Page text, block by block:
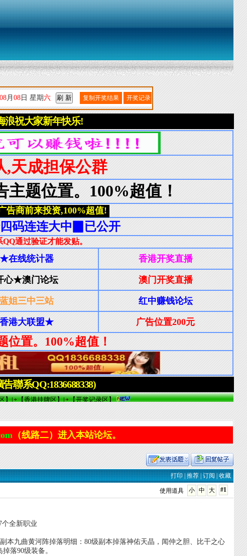
（线路二）进入本站论坛。
打印
推荐| 订阅 收藏
#1
大
中
小
使用道具
全新职业
本九曲黄河阵掉落明细：80级副本掉落神佑天晶，闻仲之胆、比干之心
落90级装备。